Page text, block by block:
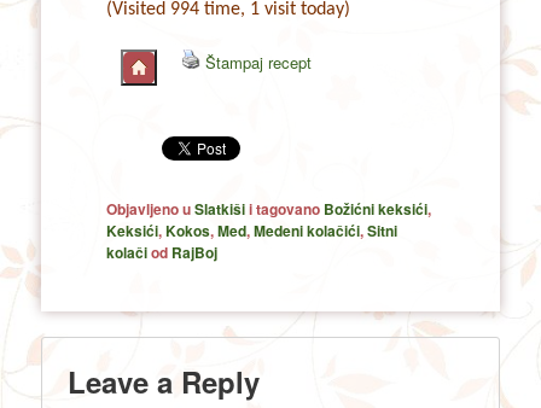
(Visited 994 time, 1 visit today)
Štampaj recept
Objavljeno uSlatkišii tagovano Božićni keksići,
Keksići,Kokos,Med,Medeni kolačići,Sitni
kolačiod RajBoj
Leave a Reply